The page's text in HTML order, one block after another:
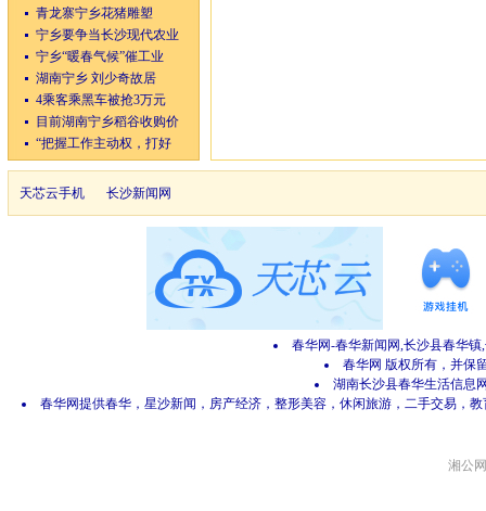
青龙寨宁乡花猪雕塑
宁乡要争当长沙现代农业
宁乡“暖春气候”催工业
湖南宁乡 刘少奇故居
4乘客乘黑车被抢3万元
目前湖南宁乡稻谷收购价
“把握工作主动权，打好
天芯云手机 长沙新闻网
春华网-春华新闻网,长沙县春华
春华网 版权所有，并保
湖南长沙县春华生活信息
春华网提供春华，星沙新闻，房产经济，整形美容，休闲旅游，二手交易，
湘公